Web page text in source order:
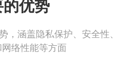
优势
，涵盖隐私保护、安全性、
络性能等方面